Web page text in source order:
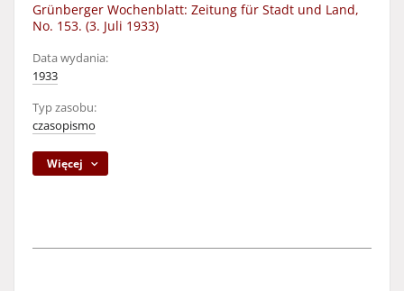
Grünberger Wochenblatt: Zeitung für Stadt und Land,
No. 153. (3. Juli 1933)
Data wydania:
1933
Typ zasobu:
czasopismo
Więcej